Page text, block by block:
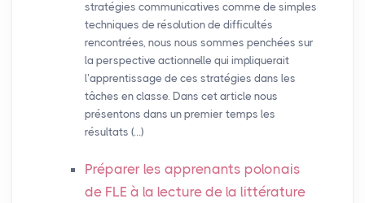
stratégies communicatives comme de simples
techniques de résolution de difficultés
rencontrées, nous nous sommes penchées sur
la perspective actionnelle qui impliquerait
l’apprentissage de ces stratégies dans les
tâches en classe. Dans cet article nous
présentons dans un premier temps les
résultats (…)
Préparer les apprenants polonais
de FLE à la lecture de la littérature